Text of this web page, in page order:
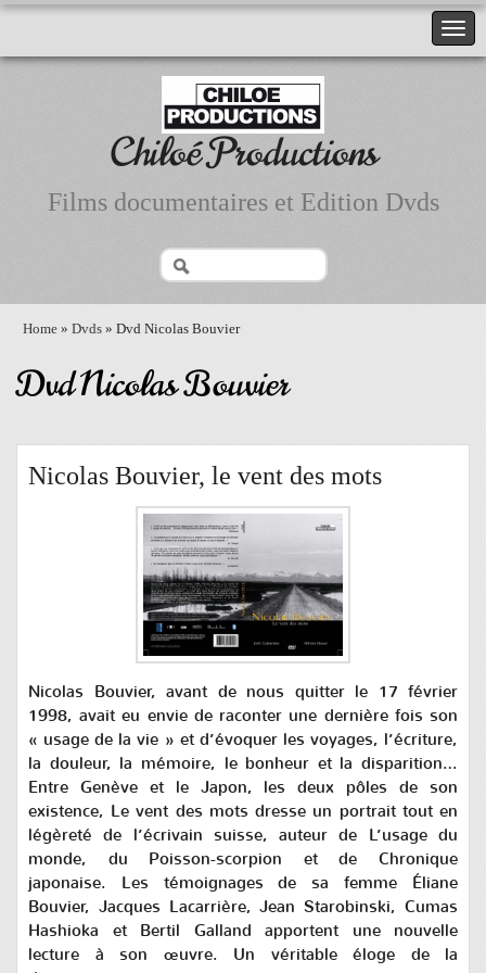
Chiloé Productions
Films documentaires et Edition Dvds
Home » Dvds » Dvd Nicolas Bouvier
Dvd Nicolas Bouvier
Nicolas Bouvier, le vent des mots
Nicolas Bouvier, avant de nous quitter le 17 février
1998, avait eu envie de raconter une dernière fois son
« usage de la vie » et d’évoquer les voyages, l’écriture,
la douleur, la mémoire, le bonheur et la disparition…
Entre Genève et le Japon, les deux pôles de son
existence, Le vent des mots dresse un portrait tout en
légèreté de l’écrivain suisse, auteur de L’usage du
monde, du Poisson-scorpion et deChronique
japonaise. Les témoignages de sa femme Éliane
Bouvier, Jacques Lacarrière, Jean Starobinski, Cumas
Hashioka et Bertil Galland apportent une nouvelle
lecture à son œuvre. Un véritable éloge de la